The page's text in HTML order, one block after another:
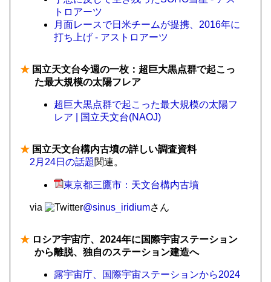
トロアーツ
月面レースで日米チームが提携、2016年に
打ち上げ - アストロアーツ
★ 国立天文台今週の一枚：超巨大黒点群で起こっ
た最大規模の太陽フレア
超巨大黒点群で起こった最大規模の太陽フ
レア | 国立天文台(NAOJ)
★ 国立天文台構内古墳の詳しい調査資料
2月24日の話題関連。
東京都三鷹市：天文台構内古墳
via @sinus_iridiumさん
★ ロシア宇宙庁、2024年に国際宇宙ステーション
から離脱、独自のステーション建造へ
露宇宙庁、国際宇宙ステーションから2024